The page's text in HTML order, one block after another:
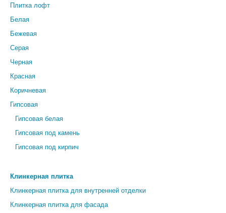
Плитка лофт
Белая
Бежевая
Серая
Черная
Красная
Коричневая
Гипсовая
Гипсовая белая
Гипсовая под камень
Гипсовая под кирпич
Клинкерная плитка
Клинкерная плитка для внутренней отделки
Клинкерная плитка для фасада